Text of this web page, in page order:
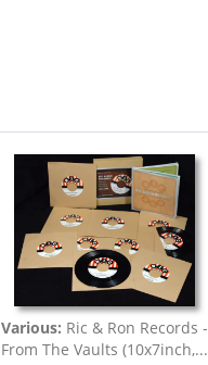
Various: Ric & Ron Records -
From The Vaults (10x7inch,...